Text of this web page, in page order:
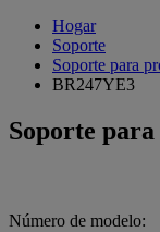
Hogar
Soporte
Soporte para
BR247YE3
Soporte
Número de modelo: